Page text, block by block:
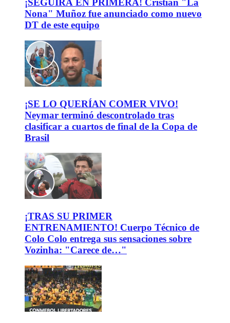
¡SEGUIRÁ EN PRIMERA! Cristián "La
Nona" Muñoz fue anunciado como nuevo
DT de este equipo
¡SE LO QUERÍAN COMER VIVO!
Neymar terminó descontrolado tras
clasificar a cuartos de final de la Copa de
Brasil
¡TRAS SU PRIMER
ENTRENAMIENTO! Cuerpo Técnico de
Colo Colo entrega sus sensaciones sobre
Vozinha: "Carece de…"